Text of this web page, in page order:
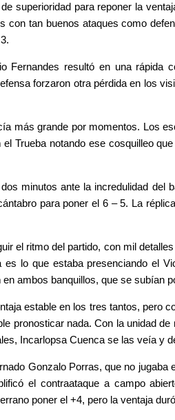
superioridad para reponer la
con tan buenos ataques como
Fernandes resultó en una
forzaron otra pérdida en los
más grande por momentos. Los
Trueba notando ese cosquilleo
minutos ante la incredulidad del
para poner el 6 – 5. La
el ritmo del partido, con mil
lo que estaba presenciando el
ambos banquillos, que se subían
estable en los tres tantos, pero
pronosticar nada. Con la unidad
Incarlopsa Cuenca se las veía y
Gonzalo Porras, que no
el contraataque a campo
poner el +4, pero la ventaja